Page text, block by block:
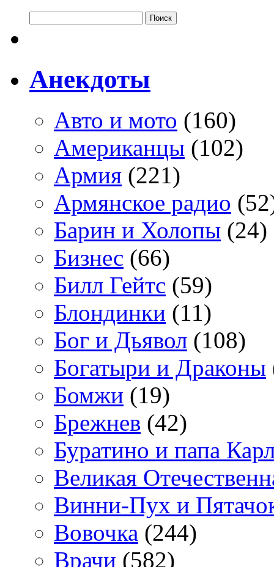
Анекдоты
Авто и мото (160)
Американцы (102)
Армия (221)
Армянское радио
Барин и Холопы (24)
Бизнес (66)
Билл Гейтс (59)
Блондинки (11)
Бог и Дьявол (108)
Богатыри и Драконы
Бомжи (19)
Брежнев (42)
Буратино и папа
Великая
Винни-Пух и
Вовочка (244)
Врачи (582)